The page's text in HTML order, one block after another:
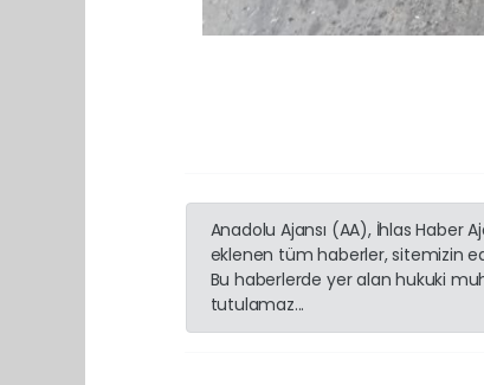
Anadolu Ajansı (AA), İhlas Haber
eklenen tüm haberler, sitemizin
Bu haberlerde yer alan hukuki
tutulamaz...